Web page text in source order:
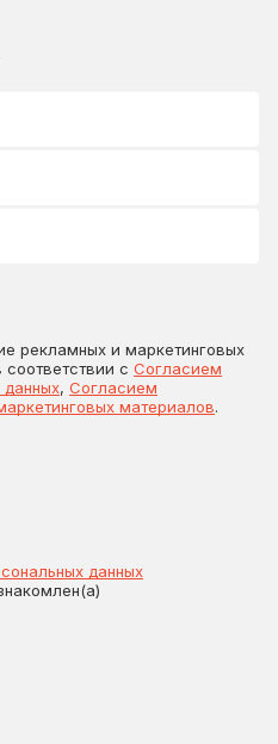
рекламных и маркетинговых
с Согласием
данных, Согласием
материалов.
данных